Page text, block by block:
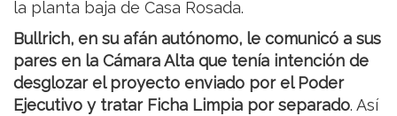
la planta baja de Casa Rosada.
Bullrich, en su afán autónomo, le comunicó a sus
pares en la Cámara Alta que tenía intención de
desglozar el proyecto enviado por el Poder
Ejecutivo y tratar Ficha Limpia por separado. Así